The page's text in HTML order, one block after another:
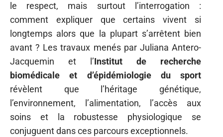
le respect, mais surtout l’interrogation :
comment expliquer que certains vivent si
longtemps alors que la plupart s’arrêtent bien
avant ? Les travaux menés par Juliana Antero-
Jacquemin et l’Institut de recherche
biomédicale et d’épidémiologie du sport
révèlent que l’héritage génétique,
l’environnement, l’alimentation, l’accès aux
soins et la robustesse physiologique se
conjuguent dans ces parcours exceptionnels.